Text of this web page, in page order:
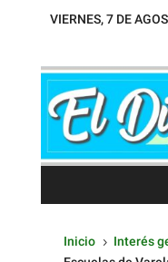
VIERNES, 7 DE
Inicio 5 Interés